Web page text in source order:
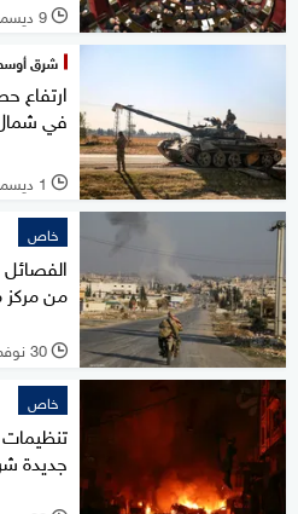
l 9 ديسمبر 2024
شرق
ارتفاع
في
l 1 ديسمبر 2024
خاص
من مركز
l 30 نوفمبر 2024
خاص
جديدة